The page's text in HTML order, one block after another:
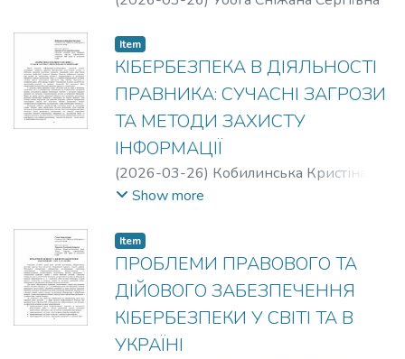
Item
КІБЕРБЕЗПЕКА В ДІЯЛЬНОСТІ
ПРАВНИКА: СУЧАСНІ ЗАГРОЗИ
ТА МЕТОДИ ЗАХИСТУ
ІНФОРМАЦІЇ
(2026-03-26) Кобилинська Кристіна
Василівна
Show more
Item
ПРОБЛЕМИ ПРАВОВОГО ТА
ДІЙОВОГО ЗАБЕЗПЕЧЕННЯ
КІБЕРБЕЗПЕКИ У СВІТІ ТА В
УКРАЇНІ